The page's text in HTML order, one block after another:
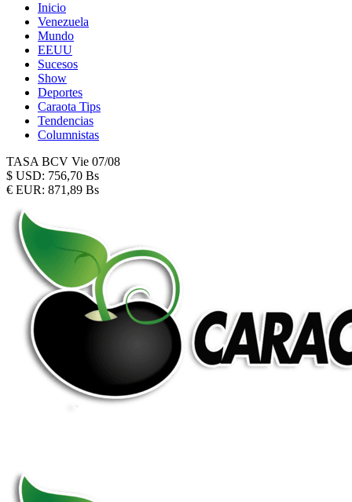
Inicio
Venezuela
Mundo
EEUU
Sucesos
Show
Deportes
Caraota Tips
Tendencias
Columnistas
TASA BCV Vie 07/08
$ USD: 756,70 Bs
€ EUR: 871,89 Bs